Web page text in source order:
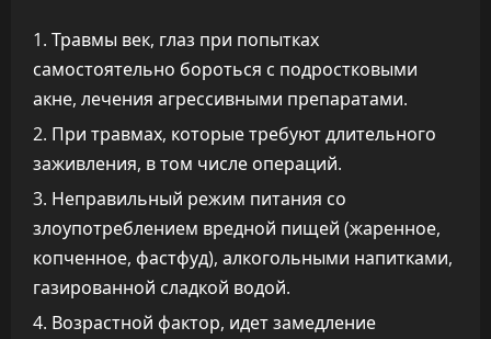
Травмы век, глаз при попытках
самостоятельно бороться с подростковыми
акне, лечения агрессивными препаратами.
При травмах, которые требуют длительного
заживления, в том числе операций.
Неправильный режим питания со
злоупотреблением вредной пищей (жаренное,
копченное, фастфуд), алкогольными напитками,
газированной сладкой водой.
Возрастной фактор, идет замедление